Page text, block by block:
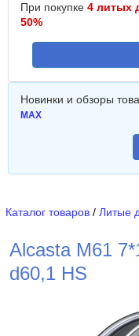
При покупке 4 литых
50%
Новинки и обзоры
MAX
Каталог товаров / Литые
Alcasta M61
d60,1 HS